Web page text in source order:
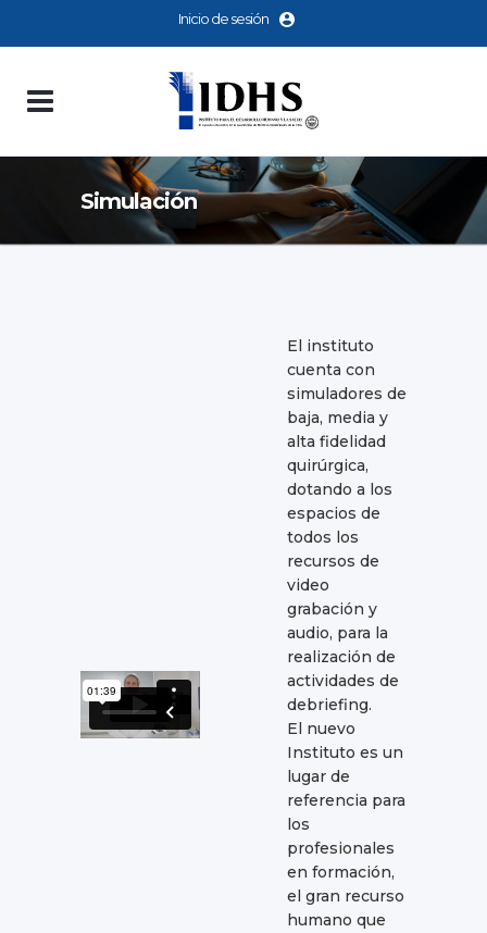
Inicio de sesión
Simulación
El instituto
cuenta con
simuladores de
baja, media y
alta fidelidad
quirúrgica,
dotando a los
espacios de
todos los
recursos de
video
grabación y
audio, para la
realización de
actividades de
debriefing.
El nuevo
Instituto es un
lugar de
referencia para
los
profesionales
en formación,
el gran recurso
humano que